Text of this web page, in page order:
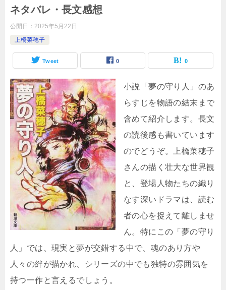
ネタバレ・長文感想
公開日： 2025年5月22日
上橋菜穂子
Tweet 0 0
小説「夢の守り人」のあ
らすじを物語の結末まで
含めて紹介します。長文
の読後感も書いています
のでどうぞ。上橋菜穂子
さんの描く壮大な世界観
と、登場人物たちの織り
なす深いドラマは、読む
者の心を捉えて離しませ
ん。特にこの「夢の守り
人」では、現実と夢が交錯する中で、魂のあり方や
人々の絆が描かれ、シリーズの中でも独特の雰囲気を
持つ一作と言えるでしょう。